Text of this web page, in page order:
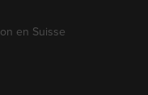
en Suisse